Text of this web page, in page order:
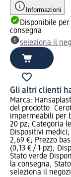
Informazioni
Disponibile per
consegna
seleziona il
Gli altri clienti
Marca:
del prodotto:
impermeabili per
20 pz; Categoria
Dispositivi medici;
2,69 €; Prezzo
(0,13 € / 1 pz);
Stato verde
la consegna,
seleziona il